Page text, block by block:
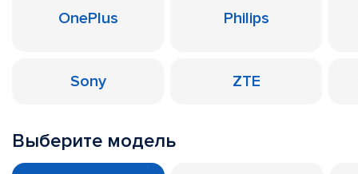
OnePlus Philips
Sony ZTE
Выберите модель